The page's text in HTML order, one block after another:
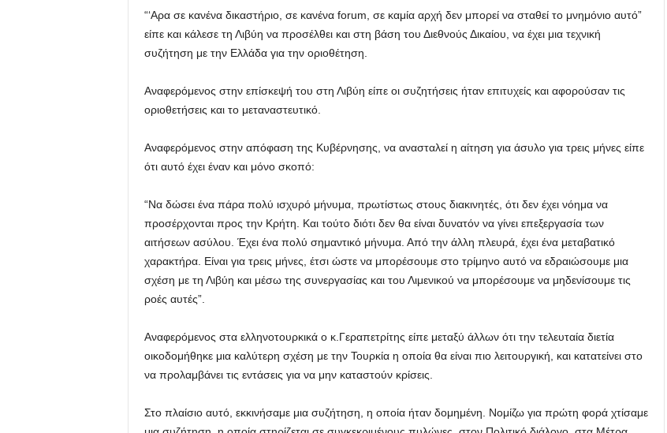
“‘Αρα σε κανένα δικαστήριο, σε κανένα forum, σε καμία αρχή δεν μπορεί να σταθεί το μνημόνιο αυτό”
είπε και κάλεσε τη Λιβύη να προσέλθει και στη βάση του Διεθνούς Δικαίου, να έχει μια τεχνική
συζήτηση με την Ελλάδα για την οριοθέτηση.
Αναφερόμενος στην επίσκεψή του στη Λιβύη είπε οι συζητήσεις ήταν επιτυχείς και αφορούσαν τις
οριοθετήσεις και το μεταναστευτικό.
Αναφερόμενος στην απόφαση της Κυβέρνησης, να ανασταλεί η αίτηση για άσυλο για τρεις μήνες είπε
ότι αυτό έχει έναν και μόνο σκοπό:
“Να δώσει ένα πάρα πολύ ισχυρό μήνυμα, πρωτίστως στους διακινητές, ότι δεν έχει νόημα να
προσέρχονται προς την Κρήτη. Και τούτο διότι δεν θα είναι δυνατόν να γίνει επεξεργασία των
αιτήσεων ασύλου. Έχει ένα πολύ σημαντικό μήνυμα. Από την άλλη πλευρά, έχει ένα μεταβατικό
χαρακτήρα. Είναι για τρεις μήνες, έτσι ώστε να μπορέσουμε στο τρίμηνο αυτό να εδραιώσουμε μια
σχέση με τη Λιβύη και μέσω της συνεργασίας και του Λιμενικού να μπορέσουμε να μηδενίσουμε τις
ροές αυτές”.
Αναφερόμενος στα ελληνοτουρκικά ο κ.Γεραπετρίτης είπε μεταξύ άλλων ότι την τελευταία διετία
οικοδομήθηκε μια καλύτερη σχέση με την Τουρκία η οποία θα είναι πιο λειτουργική, και κατατείνει στο
να προλαμβάνει τις εντάσεις για να μην καταστούν κρίσεις.
Στο πλαίσιο αυτό, εκκινήσαμε μια συζήτηση, η οποία ήταν δομημένη. Νομίζω για πρώτη φορά χτίσαμε